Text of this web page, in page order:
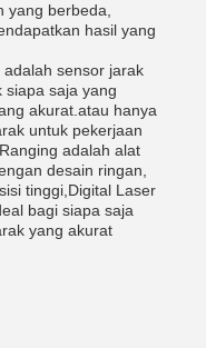
yang berbeda,
hasil yang
sensor jarak
siapa saja yang
akurat.atau hanya
untuk pekerjaan
adalah alat
desain ringan,
tinggi,Digital Laser
bagi siapa saja
yang akurat